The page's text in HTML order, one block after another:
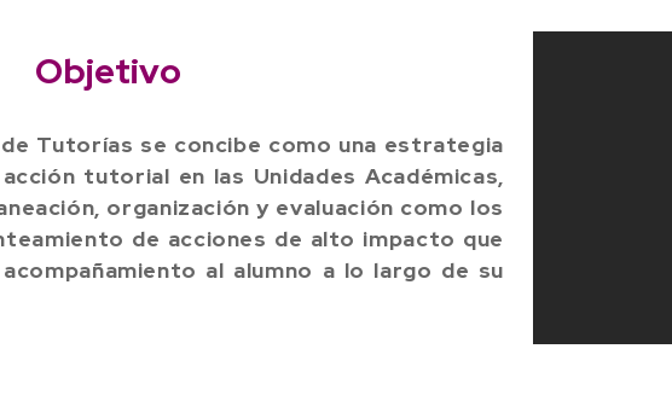
Objetivo
Tutorías se concibe como una estrategia
tutorial en las Unidades Académicas,
organización y evaluación como los
de acciones de alto impacto que
al alumno a lo largo de su